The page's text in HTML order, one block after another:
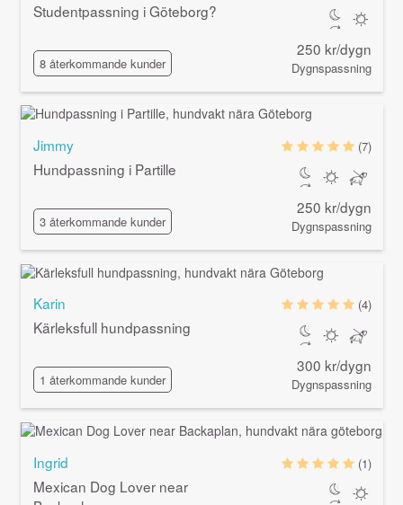
Studentpassning i Göteborg?
8 återkommande kunder
250 kr/dygn
Dygnspassning
Jimmy
Hundpassning i Partille
3 återkommande kunder
(7)
250 kr/dygn
Dygnspassning
Karin
Kärleksfull hundpassning
1 återkommande kunder
(4)
300 kr/dygn
Dygnspassning
Ingrid
Mexican Dog Lover near
(1)